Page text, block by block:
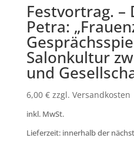
Festvortrag. –
Petra:
Salonkultur
und
6,00 € zzgl. Versandkosten
inkl. MwSt.
Lieferzeit: innerhalb der